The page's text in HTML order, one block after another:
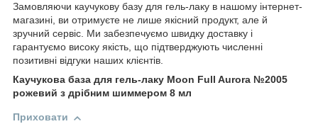
Замовляючи каучукову базу для гель-лаку в нашому інтернет-
магазині, ви отримуєте не лише якісний продукт, але й
зручний сервіс. Ми забезпечуємо швидку доставку і
гарантуємо високу якість, що підтверджують численні
позитивні відгуки наших клієнтів.
Каучукова база для гель-лаку Moon Full Aurora №2005
рожевий з дрібним шиммером 8 мл
Приховати